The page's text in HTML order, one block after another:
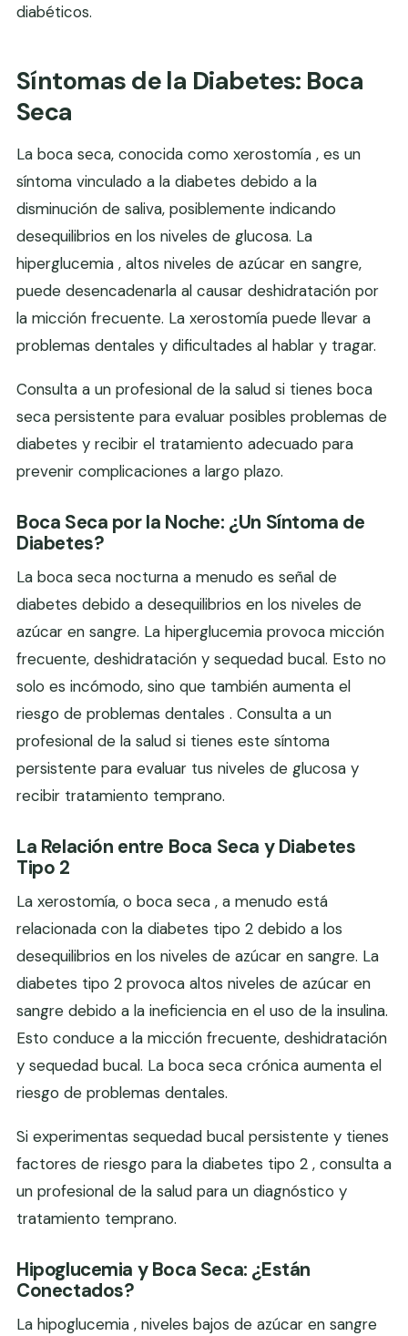
diabéticos.
Síntomas de la Diabetes: Boca
Seca
La boca seca, conocida como xerostomía , es un
síntoma vinculado a la diabetes debido a la
disminución de saliva, posiblemente indicando
desequilibrios en los niveles de glucosa. La
hiperglucemia , altos niveles de azúcar en sangre,
puede desencadenarla al causar deshidratación por
la micción frecuente. La xerostomía puede llevar a
problemas dentales y dificultades al hablar y tragar.
Consulta a un profesional de la salud si tienes boca
seca persistente para evaluar posibles problemas de
diabetes y recibir el tratamiento adecuado para
prevenir complicaciones a largo plazo.
Boca Seca por la Noche: ¿Un Síntoma de
Diabetes?
La boca seca nocturna a menudo es señal de
diabetes debido a desequilibrios en los niveles de
azúcar en sangre. La hiperglucemia provoca micción
frecuente, deshidratación y sequedad bucal. Esto no
solo es incómodo, sino que también aumenta el
riesgo de problemas dentales . Consulta a un
profesional de la salud si tienes este síntoma
persistente para evaluar tus niveles de glucosa y
recibir tratamiento temprano.
La Relación entre Boca Seca y Diabetes
Tipo 2
La xerostomía, o boca seca , a menudo está
relacionada con la diabetes tipo 2 debido a los
desequilibrios en los niveles de azúcar en sangre. La
diabetes tipo 2 provoca altos niveles de azúcar en
sangre debido a la ineficiencia en el uso de la insulina.
Esto conduce a la micción frecuente, deshidratación
y sequedad bucal. La boca seca crónica aumenta el
riesgo de problemas dentales.
Si experimentas sequedad bucal persistente y tienes
factores de riesgo para la diabetes tipo 2 , consulta a
un profesional de la salud para un diagnóstico y
tratamiento temprano.
Hipoglucemia y Boca Seca: ¿Están
Conectados?
La hipoglucemia , niveles bajos de azúcar en sangre